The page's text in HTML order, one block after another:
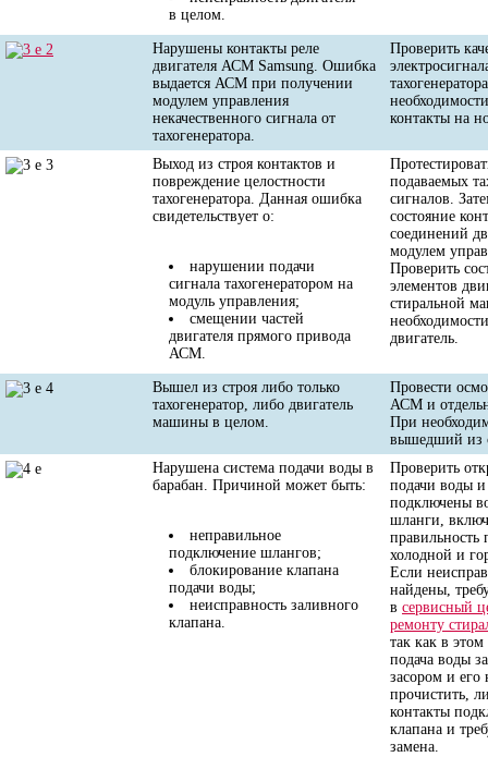
в целом.
Нарушены контакты реле
двигателя АСМ Samsung. Ошибка
выдается АСМ при получении
модулем управления
некачественного сигнала от
тахогенератора.
Проверить
контакты на
Выход из строя контактов и
повреждение целостности
тахогенератора. Данная ошибка
свидетельствует о:
нарушении подачи
сигнала тахогенератором на
модуль управления;
смещении частей
двигателя прямого привода
АСМ.
подаваемых
сигналов.
состояние
соединений
модулем
Проверить
элементов
стиральной
двигатель.
Вышел из строя либо только
тахогенератор, либо двигатель
машины в целом.
Провести
АСМ и
При
вышедший из
Нарушена система подачи воды в
барабан. Причиной может быть:
неправильное
подключение шлангов;
блокирование клапана
подачи воды;
неисправность заливного
клапана.
Проверить
подачи воды
подключены
шланги,
правильность
холодной и
Если
найдены,
в сервисный
ремонту
так как в
подача воды
засором и его
прочистить,
контакты
клапана и
замена.